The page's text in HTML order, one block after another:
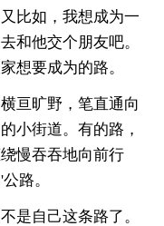
比如，我想成为一
和他交个朋友吧。
想要成为的路。
亘旷野，笔直通向
小街道。有的路，
慢吞吞地向前行
路。
自己这条路了。